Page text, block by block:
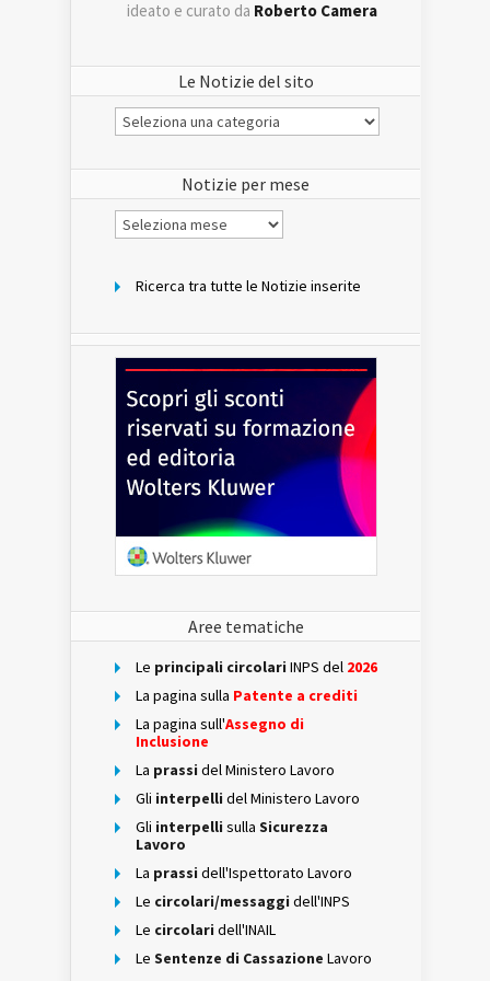
ideato e curato da Roberto Camera
Le Notizie del sito
Le
Notizie
Notizie per mese
Notizie
per
Ricerca tra tutte le Notizie inserite
Aree tematiche
Le principali circolari INPS del 2026
La pagina sulla Patente a crediti
La pagina sull'Assegno di
Inclusione
La prassi del Ministero Lavoro
Gli interpelli del Ministero Lavoro
Gli interpelli sulla Sicurezza
Lavoro
La prassi dell'Ispettorato Lavoro
Le circolari/messaggi dell'INPS
Le circolari dell'INAIL
Le Sentenze di Cassazione Lavoro